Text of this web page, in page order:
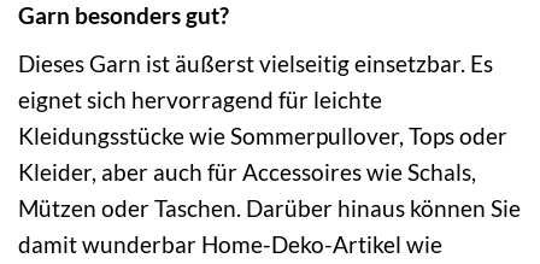
Garn besonders gut?
Dieses Garn ist äußerst vielseitig einsetzbar. Es
eignet sich hervorragend für leichte
Kleidungsstücke wie Sommerpullover, Tops oder
Kleider, aber auch für Accessoires wie Schals,
Mützen oder Taschen. Darüber hinaus können Sie
damit wunderbar Home-Deko-Artikel wie